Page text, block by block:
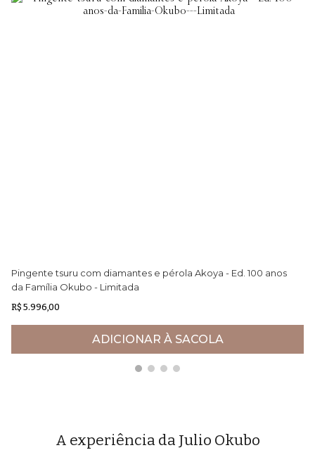
Pingente tsuru com diamantes e pérola Akoya - Ed. 100 anos
da Família Okubo - Limitada
R$ 5.996,00
ADICIONAR À SACOLA
A experiência da Julio Okubo